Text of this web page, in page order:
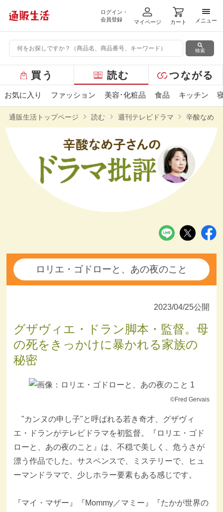
ログイン・
会員登録
マイページ カート
メニ
メニュー
検索
ー
バ
ニ
買う 読む つながる
お気に入り ファッション 美容･化粧品 食品 キッチン
通販生活トップページ 読む 週刊テレビドラマ 辛酸なめ子
ロリエ・ゴドローと、あの夜のこと
2023/04/25公開
グザヴィエ・ドラン脚本・監督。母
の死をきっかけに暴かれる家族の
秘密
©Fred Gervais
"カンヌの申し子"と呼ばれる若き奇才、グザヴィ
エ・ドランがテレビドラマを初監督。『ロリエ・ゴド
ローと、あの夜のこと』は、不穏で美しく、危うさが
漂う作品でした。サスペンスで、ミステリーで、ヒュ
ーマンドラマで、少しホラー要素もある感じです。
『マイ・マザー』『Mommy／マミー』『たかが世界の